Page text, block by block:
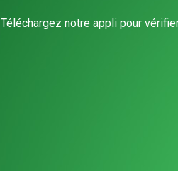
Téléchargez notre appli pour